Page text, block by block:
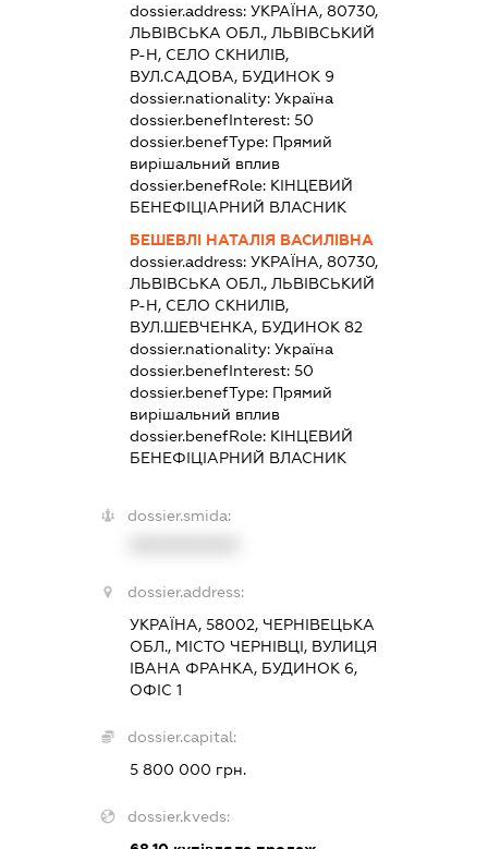
dossier.address:УКРАЇНА, 80730,
ЛЬВІВСЬКА ОБЛ., ЛЬВІВСЬКИЙ
Р-Н, СЕЛО СКНИЛІВ,
ВУЛ.САДОВА, БУДИНОК 9
dossier.nationality:Україна
dossier.benefInterest:50
dossier.benefType: Прямий
вирішальний вплив
dossier.benefRole: КІНЦЕВИЙ
БЕНЕФІЦІАРНИЙ ВЛАСНИК
БЕШЕВЛІ НАТАЛІЯ ВАСИЛІВНА
dossier.address:УКРАЇНА, 80730,
ЛЬВІВСЬКА ОБЛ., ЛЬВІВСЬКИЙ
Р-Н, СЕЛО СКНИЛІВ,
ВУЛ.ШЕВЧЕНКА, БУДИНОК 82
dossier.nationality:Україна
dossier.benefInterest:50
dossier.benefType: Прямий
вирішальний вплив
dossier.benefRole: КІНЦЕВИЙ
БЕНЕФІЦІАРНИЙ ВЛАСНИК
dossier.smida:
dossier.address:
УКРАЇНА, 58002, ЧЕРНІВЕЦЬКА
ОБЛ., МІСТО ЧЕРНІВЦІ, ВУЛИЦЯ
ІВАНА ФРАНКА, БУДИНОК 6,
ОФІС 1
dossier.capital:
5 800 000 грн.
dossier.kveds: